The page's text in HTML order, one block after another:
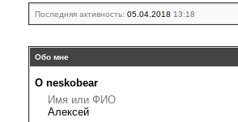
Последняя активность: 05.04.2018 13:18
Обо мне
О neskobear
Имя или ФИО
Алексей